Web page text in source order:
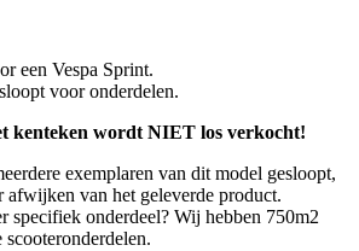
een Vespa Sprint.
voor onderdelen.
kenteken wordt NIET los verkocht!
exemplaren van dit model gesloopt,
afwijken van het geleverde product.
specifiek onderdeel? Wij hebben 750m2